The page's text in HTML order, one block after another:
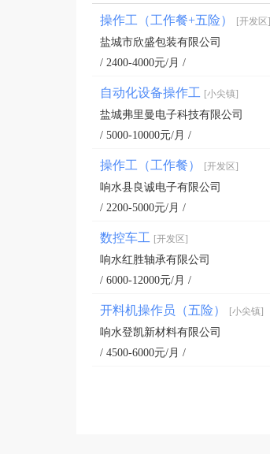
操作工（工作餐+五险） [开发区]
盐城市欣盛包装有限公司
/ 2400-4000元/月 /
自动化设备操作工 [小尖镇]
盐城弗里曼电子科技有限公司
/ 5000-10000元/月 /
操作工（工作餐） [开发区]
响水县良诚电子有限公司
/ 2200-5000元/月 /
数控车工 [开发区]
响水红胜轴承有限公司
/ 6000-12000元/月 /
开料机操作员（五险） [小尖镇]
响水登凯新材料有限公司
/ 4500-6000元/月 /